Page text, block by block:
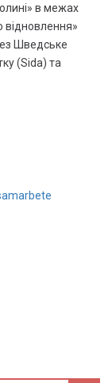
в межах
відновлення»
Шведське
(Sida) та